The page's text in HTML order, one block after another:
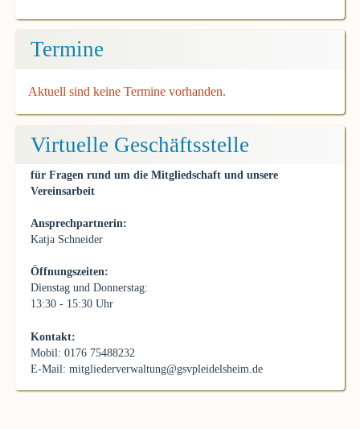
Termine
Aktuell sind keine Termine vorhanden.
Virtuelle Geschäftsstelle
für Fragen rund um die Mitgliedschaft und unsere
Vereinsarbeit
Ansprechpartnerin:
Katja Schneider
Öffnungszeiten:
Dienstag und Donnerstag:
13:30 - 15:30 Uhr
Kontakt:
Mobil: 0176 75488232
E-Mail: mitgliederverwaltung@gsvpleidelsheim.de